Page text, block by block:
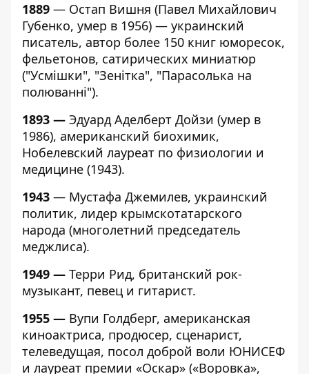
1889 — Остап Вишня (Павел Михайлович
Губенко, умер в 1956) — украинский
писатель, автор более 150 книг юморесок,
фельетонов, сатирических миниатюр
("Усмішки", "Зенітка", "Парасолька на
полюванні").
1893 — Эдуард Аделберт Дойзи (умер в
1986), американский биохимик,
Нобелевский лауреат по физиологии и
медицине (1943).
1943 — Мустафа Джемилев, украинский
политик, лидер крымскотатарского
народа (многолетний председатель
меджлиса).
1949 — Терри Рид, британский рок-
музыкант, певец и гитарист.
1955 — Вупи Голдберг, американская
киноактриса, продюсер, сценарист,
телеведущая, посол доброй воли ЮНИСЕФ
и лауреат премии «Оскар» («Воровка»,